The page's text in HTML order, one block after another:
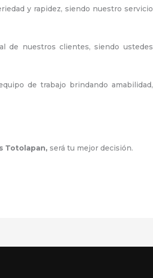
y rapidez, siendo nuestro servicio
de nuestros clientes, siendo ustedes
de trabajo brindando amabilidad,
Totolapan,será tu mejor decisión.